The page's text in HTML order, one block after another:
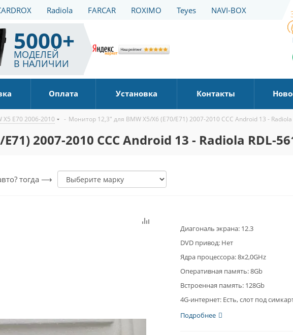
Radiola FARCAR ROXIMO Teyes NAVI-BOX
5000+
МОДЕЛЕЙ
В НАЛИЧИИ
Оплата Установка Контакты
E70 2006-2010 - Монитор 12,3" для BMW X5/X6 (E70/E71) 2007-2010 CCC Android 13 - Radiola
2007-2010 CCC Android 13 - Radiola RDL-
тогда ⟶
Диагональ экрана: 12.3
DVD привод: Нет
Ядра процессора:8x2,0GHz
Оперативная память:8Gb
Встроенная память: 128Gb
4G-интернет: Есть, слот под
Подробнее